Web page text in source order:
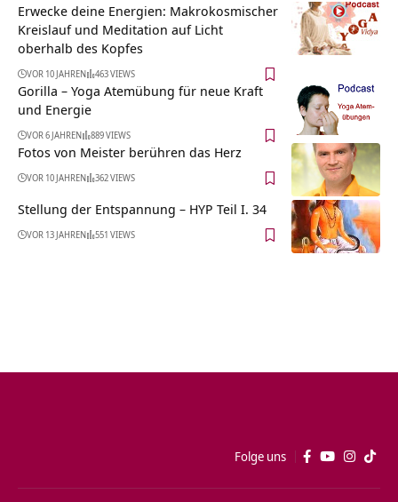
Erwecke deine Energien: Makrokosmischer
Kreislauf und Meditation auf Licht
oberhalb des Kopfes
VOR 10 JAHREN 463 VIEWS
Gorilla – Yoga Atemübung für neue Kraft
und Energie
VOR 6 JAHREN 889 VIEWS
Fotos von Meister berühren das Herz
VOR 10 JAHREN 362 VIEWS
Stellung der Entspannung – HYP Teil I. 34
VOR 13 JAHREN 551 VIEWS
Folge uns